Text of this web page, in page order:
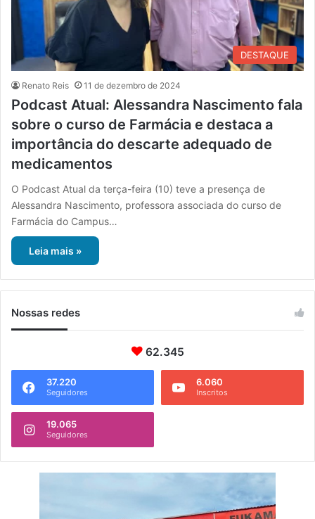
DESTAQUE
Renato Reis 11 de dezembro de 2024
Podcast Atual: Alessandra Nascimento fala
sobre o curso de Farmácia e destaca a
importância do descarte adequado de
medicamentos
O Podcast Atual da terça-feira (10) teve a presença de
Alessandra Nascimento, professora associada do curso de
Farmácia do Campus…
Leia mais »
Nossas redes
62.345
37.220
Seguidores
6.060
Inscritos
19.065
Seguidores